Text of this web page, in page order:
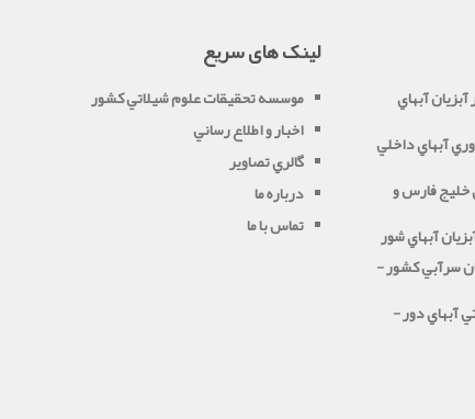
آبهاي
آبهاي داخلي
خليج فارس و
آبهاي شور
سرآبي کشور -
آبهاي دور -
لینک های سریع
موسسه تحقيقات علوم شيلاتي کشور
اخبار و اطلاع رساني
گالري تصاوير
درباره ما
تماس با ما